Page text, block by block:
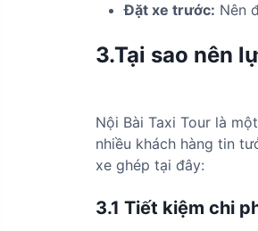
Đặt xe trước: Nên
3.Tại sao nên
Nội Bài Taxi Tour là
nhiều khách hàng tin
xe ghép tại đây:
3.1 Tiết kiệm chi